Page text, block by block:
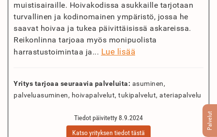
Palvelut
muistisairaille. Hoivakodissa asukkaille tarjotaan
turvallinen ja kodinomainen ympäristö, jossa he
saavat hoivaa ja tukea päivittäisissä askareissa.
Reikonlinna tarjoaa myös monipuolista
harrastustoimintaa ja... Lue lisää
Yritys tarjoaa seuraavia palveluita: asuminen,
palveluasuminen, hoivapalvelut, tukipalvelut, ateriapalvelu
Tiedot päivitetty 8.9.2024
Katso yrityksen tiedot tästä